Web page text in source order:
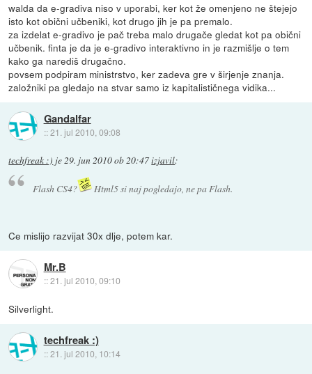
walda da e-gradiva niso v uporabi, ker kot že omenjeno ne štejejo
isto kot obični učbeniki, kot drugo jih je pa premalo.
za izdelat e-gradivo je pač treba malo drugače gledat kot pa obični
učbenik. finta je da je e-gradivo interaktivno in je razmišlje o tem
kako ga narediš drugačno.
povsem podpiram ministrstvo, ker zadeva gre v širjenje znanja.
založniki pa gledajo na stvar samo iz kapitalističnega vidika...
Gandalfar
::21. jul 2010, 09:08
techfreak :) je29. jun 2010 ob 20:47izjavil:
Flash CS4? Html5 si naj pogledajo, ne pa Flash.
Ce mislijo razvijat 30x dlje, potem kar.
Mr.B
::21. jul 2010, 09:10
Silverlight.
techfreak :)
::21. jul 2010, 10:14